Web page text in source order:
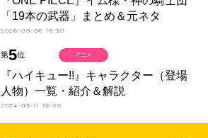
「19本の武器」まとめ＆元ネタ
2026-08-06 16:30
第5位
『ハイキュー!!』キャラクター（登場
人物）一覧・紹介＆解説
2024-03-11 16:00
アニメ